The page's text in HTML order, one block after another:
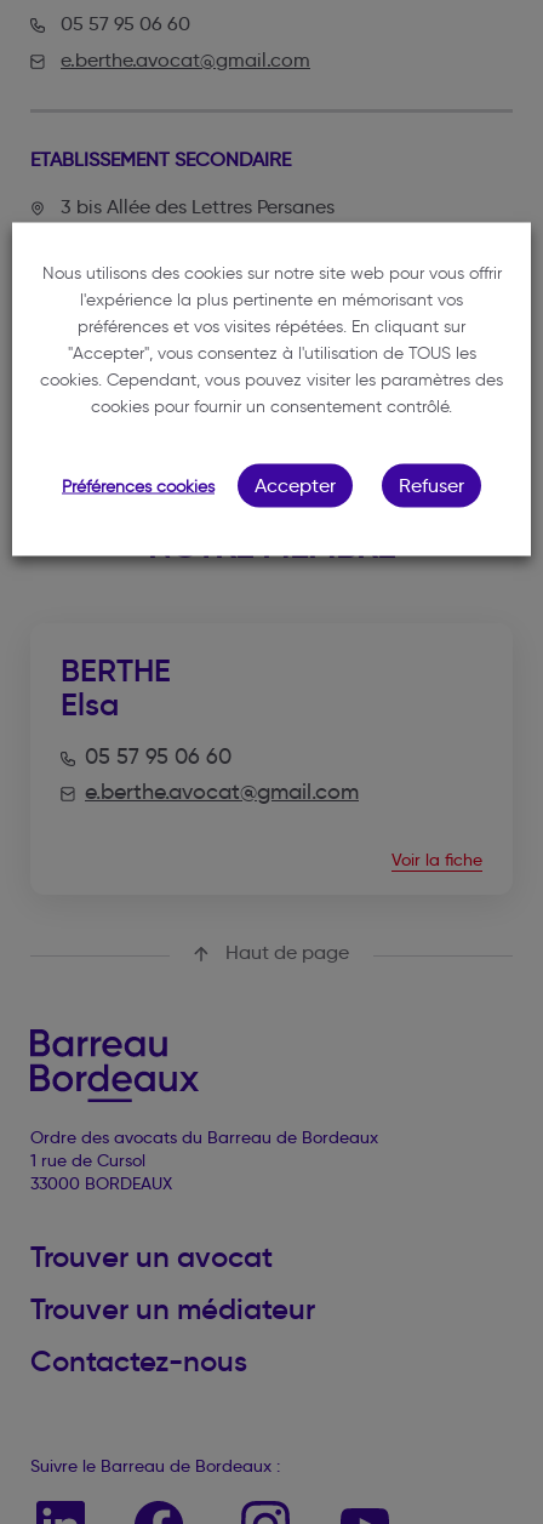
05 57 95 06 60
e.berthe.avocat@gmail.com
ETABLISSEMENT SECONDAIRE
3 bis Allée des Lettres Persanes
33650 LA BREDE
06 61 76 79 46
e.berthe.avocat@gmail.com
NOTRE MEMBRE
BERTHE
Elsa
05 57 95 06 60
e.berthe.avocat@gmail.com
Voir la fiche
Haut de page
Ordre des avocats du Barreau de Bordeaux
1 rue de Cursol
33000 BORDEAUX
Trouver un avocat
Trouver un médiateur
Contactez-nous
Suivre le Barreau de Bordeaux :
Nous utilisons des cookies sur notre site web pour vous offrir
l'expérience la plus pertinente en mémorisant vos
préférences et vos visites répétées. En cliquant sur
"Accepter", vous consentez à l'utilisation de TOUS les
cookies. Cependant, vous pouvez visiter les paramètres des
cookies pour fournir un consentement contrôlé.
Préférences cookies Accepter Refuser